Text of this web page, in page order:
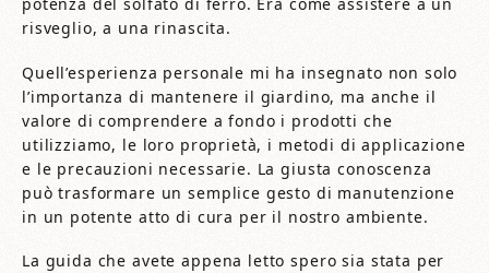
risveglio, a una rinascita.
Quell’esperienza personale mi ha insegnato non solo
l’importanza di mantenere il giardino, ma anche il
valore di comprendere a fondo i prodotti che
utilizziamo, le loro proprietà, i metodi di applicazione
e le precauzioni necessarie. La giusta conoscenza
può trasformare un semplice gesto di manutenzione
in un potente atto di cura per il nostro ambiente.
La guida che avete appena letto spero sia stata per